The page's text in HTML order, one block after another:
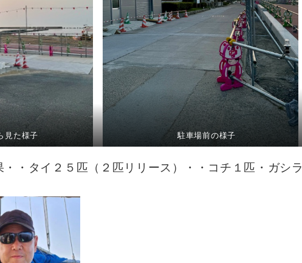
見た様子 駐車場前の様子
・・タイ２５匹（２匹リリース）・・コチ１匹・ガシラ